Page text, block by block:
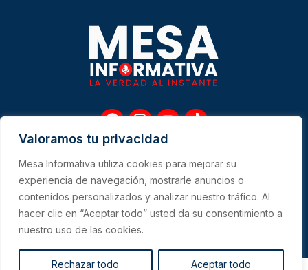
Valoramos tu privacidad
Mesa Informativa utiliza cookies para mejorar su
experiencia de navegación, mostrarle anuncios o
contenidos personalizados y analizar nuestro tráfico. Al
hacer clic en “Aceptar todo” usted da su consentimiento a
nuestro uso de las cookies.
Rechazar todo Aceptar todo
F
a
c
e
b
o
o
k
I
n
s
t
a
g
r
a
m
Y
u
t
u
b
e
T
t
o
k
CONTACTO